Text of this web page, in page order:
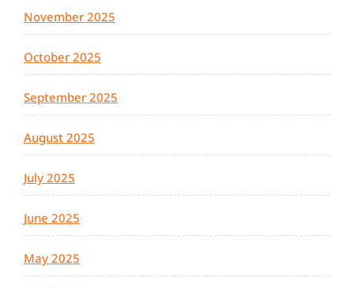
November 2025
October 2025
September 2025
August 2025
July 2025
June 2025
May 2025